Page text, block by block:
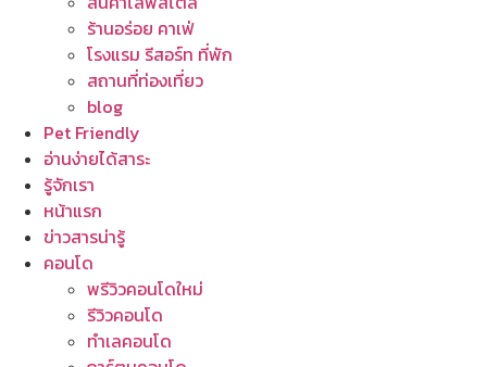
ร้านอร่อย คาเฟ่
โรงแรม รีสอร์ท ที่พัก
สถานที่ท่องเที่ยว
blog
Pet Friendly
อ่านง่ายได้สาระ
รู้จักเรา
หน้าแรก
ข่าวสารน่ารู้
คอนโด
พรีวิวคอนโดใหม่
รีวิวคอนโด
ทำเลคอนโด